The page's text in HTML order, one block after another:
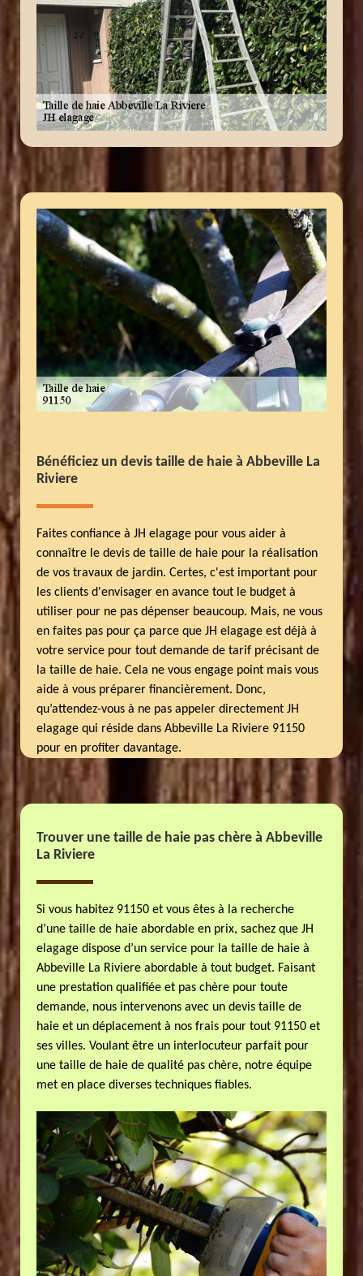
Bénéficiez un devis taille de haie à Abbeville La
Riviere
Faites confiance à JH elagage pour vous aider à
connaître le devis de taille de haie pour la réalisation
de vos travaux de jardin. Certes, c'est important pour
les clients d'envisager en avance tout le budget à
utiliser pour ne pas dépenser beaucoup. Mais, ne vous
en faites pas pour ça parce que JH elagage est déjà à
votre service pour tout demande de tarif précisant de
la taille de haie. Cela ne vous engage point mais vous
aide à vous préparer financièrement. Donc,
qu’attendez-vous à ne pas appeler directement JH
elagage qui réside dans Abbeville La Riviere 91150
pour en profiter davantage.
Trouver une taille de haie pas chère à Abbeville
La Riviere
Si vous habitez 91150 et vous êtes à la recherche
d’une taille de haie abordable en prix, sachez que JH
elagage dispose d’un service pour la taille de haie à
Abbeville La Riviere abordable à tout budget. Faisant
une prestation qualifiée et pas chère pour toute
demande, nous intervenons avec un devis taille de
haie et un déplacement à nos frais pour tout 91150 et
ses villes. Voulant être un interlocuteur parfait pour
une taille de haie de qualité pas chère, notre équipe
met en place diverses techniques fiables.